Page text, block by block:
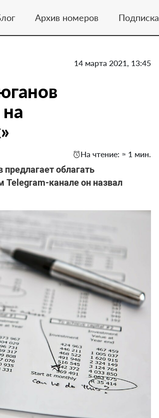
Архив номеров Подписка
14 марта 2021, 13:45
На чтение: ≈ 1 мин.
облагать
канале он назвал